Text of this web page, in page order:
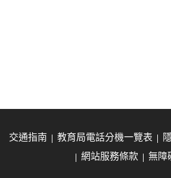
交通指南 教育局電話分機一覽表
網站服務條款
無障